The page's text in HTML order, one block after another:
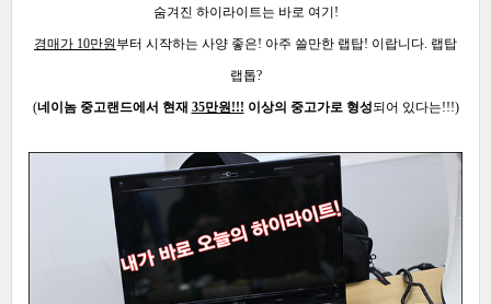
숨겨진 하이라이트는 바로 여기!
경매가 10만원부터 시작하는 사양 좋은! 아주 쓸만한 랩탑! 이랍니다. 랩탑
랩톱?
(네이놈 중고랜드에서 현재 35만원!!! 이상의 중고가로 형성되어 있다는!!!)